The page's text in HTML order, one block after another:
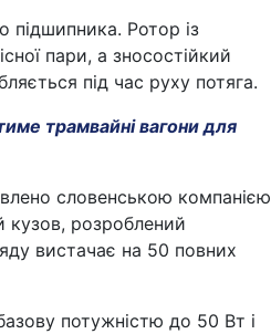
підшипника. Ротор із
пари, а зносостійкий
під час руху потяга.
трамвайні вагони для
словенською компанією
кузов, розроблений
вистачає на 50 повних
потужністю до 50 Вт і